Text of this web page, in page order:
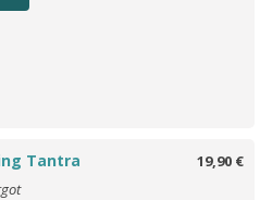
19,90 €
Tantra